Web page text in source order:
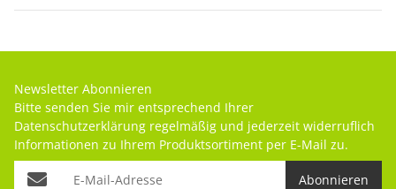
Newsletter Abonnieren
Bitte senden Sie mir entsprechend Ihrer
Datenschutzerklärung regelmäßig und jederzeit widerruflich
Informationen zu Ihrem Produktsortiment per E-Mail zu.
Abonnieren